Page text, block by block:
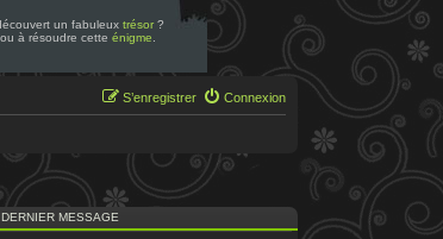
un fabuleux trésor ?
à résoudre cette énigme
Connexion
S’enregistrer
DERNIER MESSAGE